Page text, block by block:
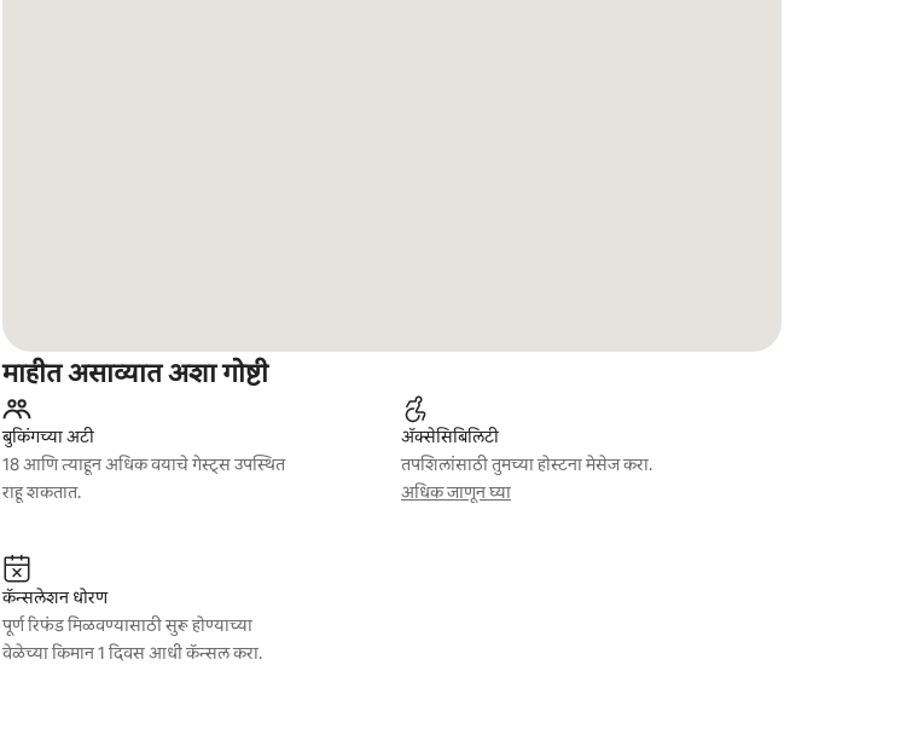
माहीत असाव्यात अशा गोष्टी
बुकिंगच्या अटी
18 आणि त्याहून अधिक वयाचे गेस्ट्स उपस्थित
राहू शकतात.
ॲक्सेसिबिलिटी
तपशिलांसाठी तुमच्या होस्टना मेसेज करा.
अधिक जाणून घ्या
कॅन्सलेशन धोरण
पूर्ण रिफंड मिळवण्यासाठी सुरू होण्याच्या
वेळेच्या किमान 1 दिवस आधी कॅन्सल करा.